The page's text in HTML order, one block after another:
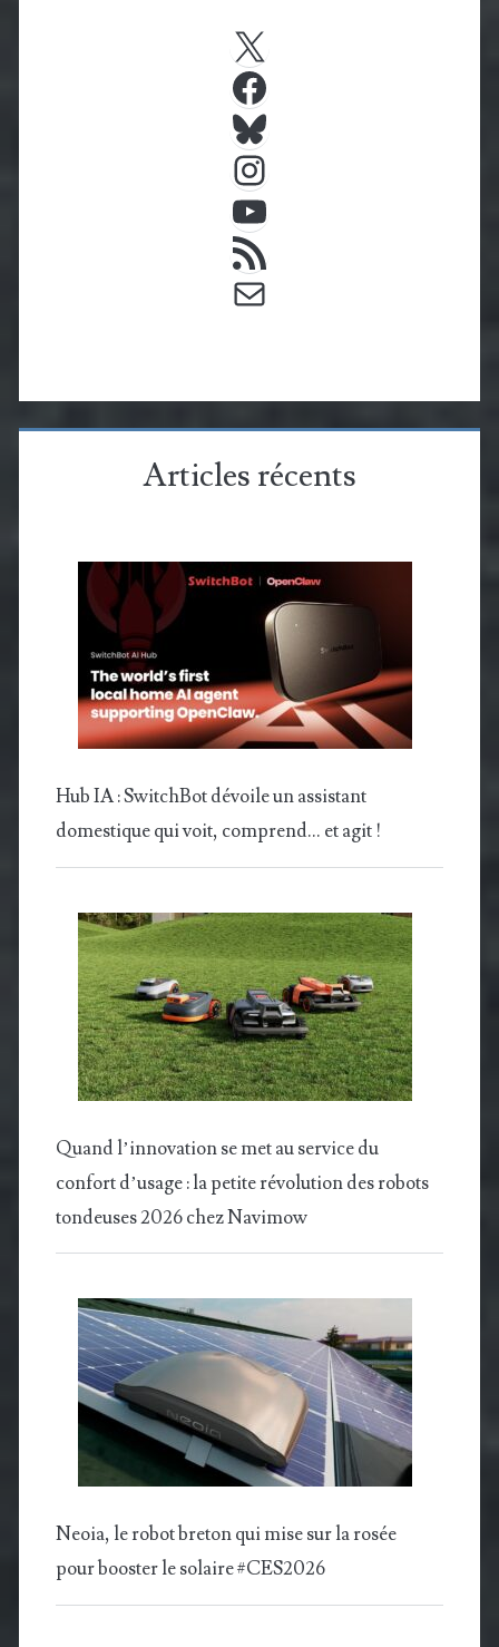
Articles récents
Hub IA : SwitchBot dévoile un assistant
domestique qui voit, comprend… et agit !
Quand l’innovation se met au service du
confort d’usage : la petite révolution des robots
tondeuses 2026 chez Navimow
Neoia, le robot breton qui mise sur la rosée
pour booster le solaire #CES2026